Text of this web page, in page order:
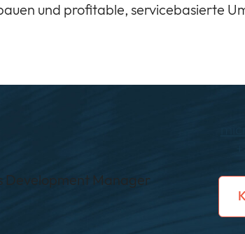
und profitable, servicebasierte
Development Manager